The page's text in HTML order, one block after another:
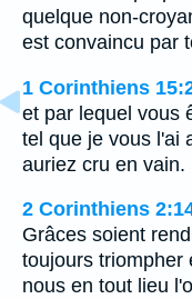
quelque non-
est convaincu par
1 Corinthiens
et par lequel vous
tel que je vous l'ai
auriez cru en vain.
2 Corinthiens
Grâces soient
toujours triompher
nous en tout lieu